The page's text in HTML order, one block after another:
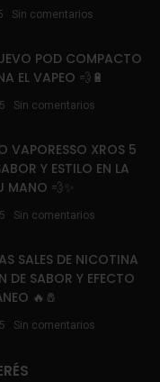
Sin comentarios
POD COMPACTO
EL VAPEO 💨🔋
Sin comentarios
VAPORESSO XROS 5
Y ESTILO EN LA
MANO 💨✨
Sin comentarios
SALES DE NICOTINA
DE SABOR Y EFECTO
🔥🧂
Sin comentarios